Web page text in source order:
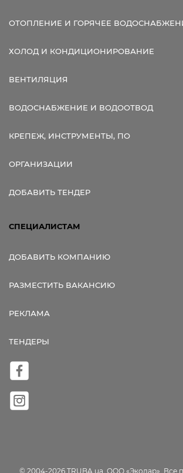
ОТОПЛЕНИЕ И ГОРЯЧЕЕ
ХОЛОД И КОНДИЦИОНИРОВАНИЕ
ВЕНТИЛЯЦИЯ
ВОДОСНАБЖЕНИЕ И ВОДООТВОД
КРЕПЕЖ, ИНСТРУМЕНТЫ, ПО
ОРГАНИЗАЦИИ
ДОБАВИТЬ ТЕНДЕР
СПЕЦИАЛИСТАМ
ДОБАВИТЬ КОМПАНИЮ
РАЗМЕСТИТЬ ВАКАНСИЮ
РЕКЛАМА
ТЕНДЕРЫ
© 2004-2026 TRUBA.ua, ООО «Экодар». Все